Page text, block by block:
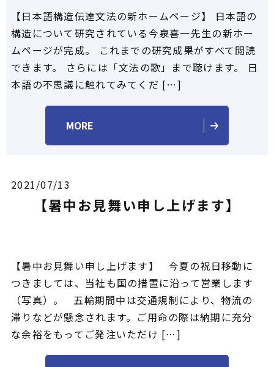
【日本語構造伝達文法の新ホームページ】 日本語の
構造について研究されている今泉喜一先生の新ホー
ムページが完成。 これまでの研究成果がすべて閲読
できます。 さらには「文法の歌」まで聴けます。 日
本語の不思議に触れてみてくだ […]
MORE
2021/07/13
【暑中お見舞い申し上げます】
【暑中お見舞い申し上げます】 今夏の祝日移動に
つきましては、当社も国の措置に沿って営業します
（写真）。 五輪期間中は交通規制により、物流の
滞りなどが懸念されます。ご用命の際は納期に充分
な余裕をもってご発注いただけ […]